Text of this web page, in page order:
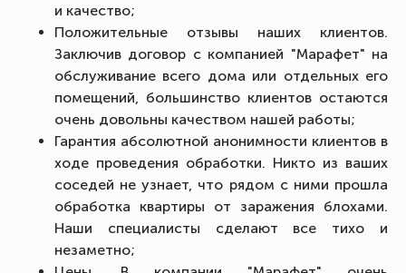
и качество;
Положительные отзывы наших клиентов.
Заключив договор с компанией "Марафет" на
обслуживание всего дома или отдельных его
помещений, большинство клиентов остаются
очень довольны качеством нашей работы;
Гарантия абсолютной анонимности клиентов в
ходе проведения обработки. Никто из ваших
соседей не узнает, что рядом с ними прошла
обработка квартиры от заражения блохами.
Наши специалисты сделают все тихо и
незаметно;